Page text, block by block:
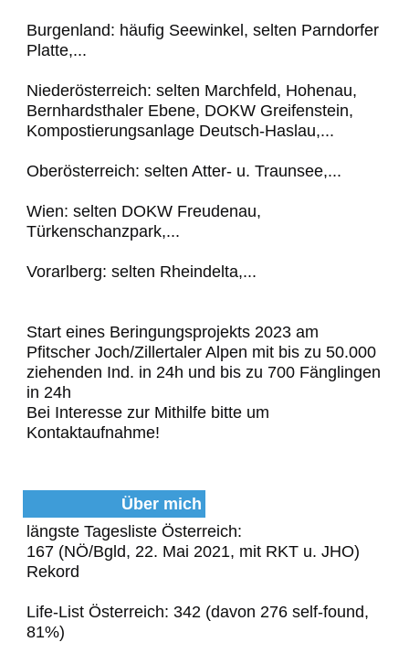
Burgenland: häufig Seewinkel, selten Parndorfer
Platte,...
Niederösterreich: selten Marchfeld, Hohenau,
Bernhardsthaler Ebene, DOKW Greifenstein,
Kompostierungsanlage Deutsch-Haslau,...
Oberösterreich: selten Atter- u. Traunsee,...
Wien: selten DOKW Freudenau,
Türkenschanzpark,...
Vorarlberg: selten Rheindelta,...
Start eines Beringungsprojekts 2023 am
Pfitscher Joch/Zillertaler Alpen mit bis zu 50.000
ziehenden Ind. in 24h und bis zu 700 Fänglingen
in 24h
Bei Interesse zur Mithilfe bitte um
Kontaktaufnahme!
Über mich
längste Tagesliste Österreich:
167 (NÖ/Bgld, 22. Mai 2021, mit RKT u. JHO)
Rekord
Life-List Österreich: 342 (davon 276 self-found,
81%)